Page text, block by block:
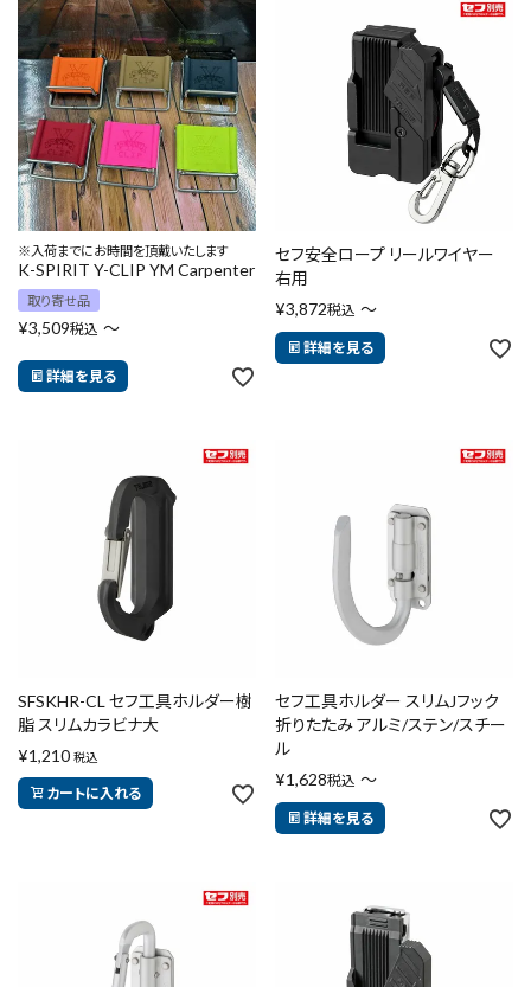
※入荷までにお時間を頂戴いたします
K-SPIRIT Y-CLIP YM Carpenter
取り寄せ品
¥3,509税込 〜
詳細を見る
セフ安全ロープ リールワイヤー
右用
¥3,872税込 〜
詳細を見る
SFSKHR-CL セフ工具ホルダー樹
脂 スリムカラビナ大
¥1,210 税込
カートに入れる
セフ工具ホルダー スリムJフック
折りたたみ アルミ/ステン/スチー
ル
¥1,628税込 〜
詳細を見る